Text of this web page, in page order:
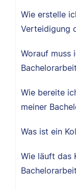
Wie erstelle
Verteidigung
Worauf muss
Wie bereite
meiner
Was ist ein
Wie läuft das